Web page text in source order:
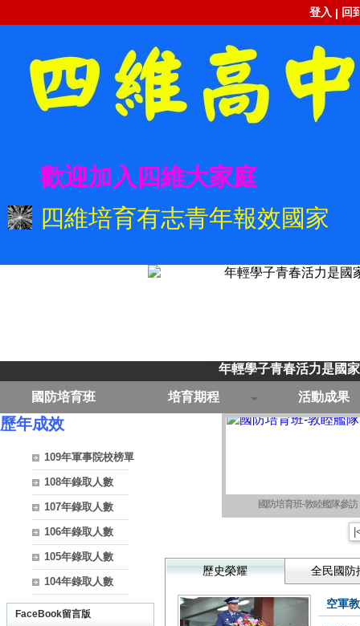
登入 | 回
歡迎加入四維大家庭
四維培育有志青年報效國家
年輕學子青春活力是國
國防培育班 培育期程 活動成果
歷年成效
109年軍事院校榜單
108年錄取人數
107年錄取人數
106年錄取人數
105年錄取人數
104年錄取人數
FaceBook留言版
實彈射擊體驗活動
歷史榮耀 全民國防
空軍